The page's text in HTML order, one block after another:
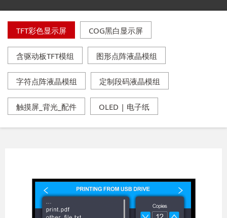
TFT彩色显示屏 COG黑白显示屏
含驱动板TFT模组 图形点阵液晶模组
字符点阵液晶模组 定制段码液晶模组
触摸屏_背光_配件 OLED | 电子纸